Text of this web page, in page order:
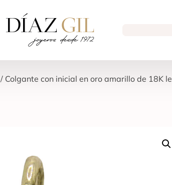
/ Colgante con inicial en oro amarillo de 18K